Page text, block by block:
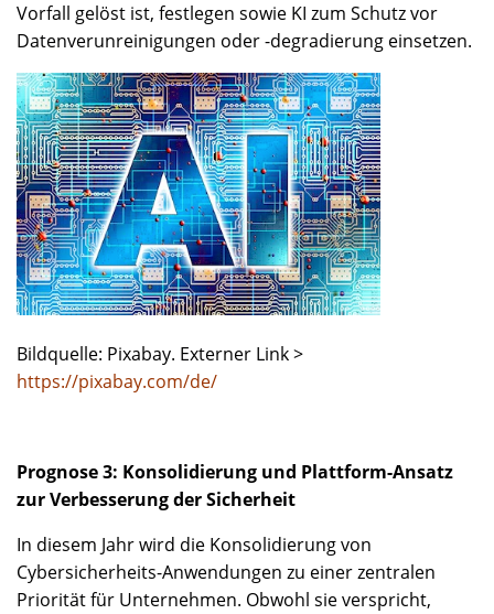
Vorfall gelöst ist, festlegen sowie KI zum Schutz vor
Datenverunreinigungen oder -degradierung einsetzen.
Bildquelle: Pixabay. Externer Link >
https://pixabay.com/de/
Prognose 3: Konsolidierung und Plattform-Ansatz
zur Verbesserung der Sicherheit
In diesem Jahr wird die Konsolidierung von
Cybersicherheits-Anwendungen zu einer zentralen
Priorität für Unternehmen. Obwohl sie verspricht,